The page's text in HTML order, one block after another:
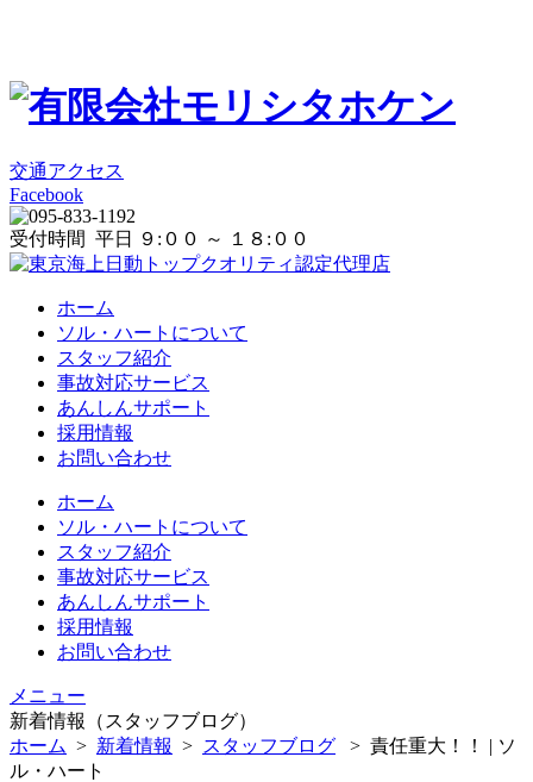
交通アクセス
Facebook
受付時間 平日 ９:００ ～ １８:００
ホーム
ソル・ハートについて
スタッフ紹介
事故対応サービス
あんしんサポート
採用情報
お問い合わせ
ホーム
ソル・ハートについて
スタッフ紹介
事故対応サービス
あんしんサポート
採用情報
お問い合わせ
メニュー
新着情報（スタッフブログ）
ホーム > 新着情報 > スタッフブログ > 責任重大！！ | ソ
ル・ハート